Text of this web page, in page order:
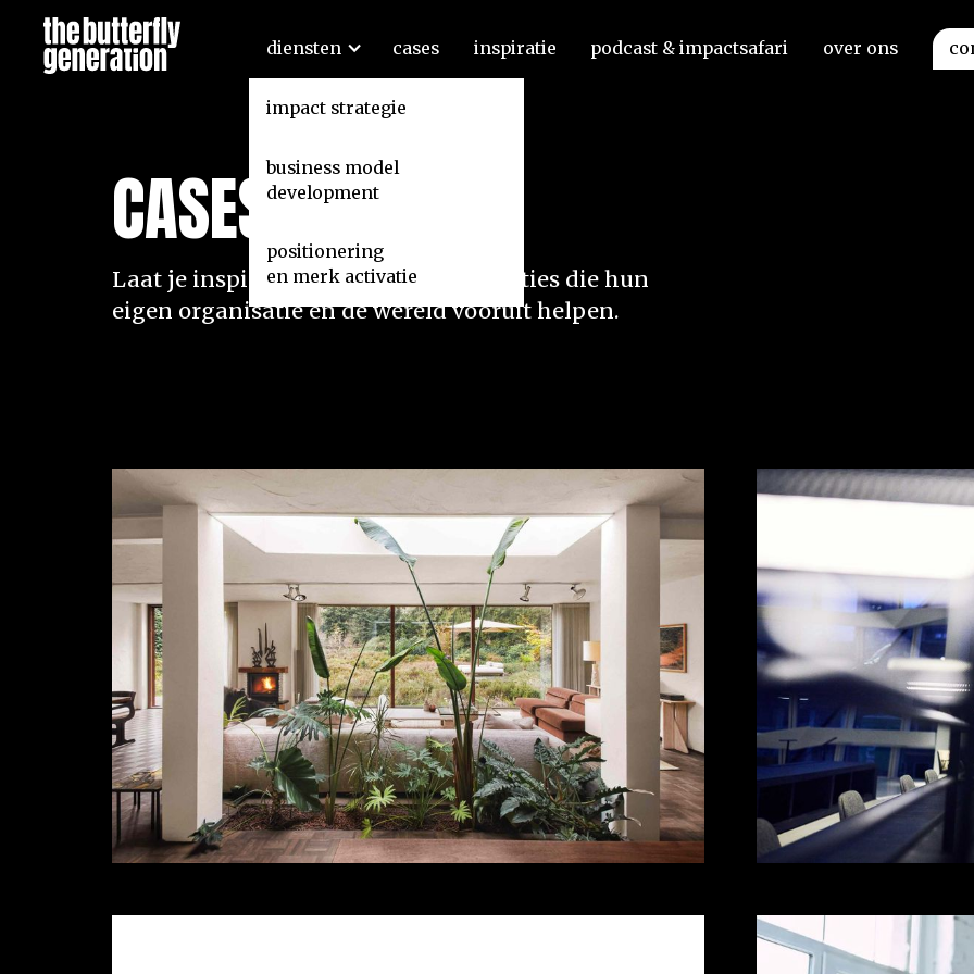
diensten
impact strategie
business model
development
positionering
en merk activatie
cases inspiratie podcast & impactsafari over ons
CASES
Laat je inspireren door deze organisaties die hun
eigen organisatie én de wereld vooruit helpen.
Het resulaat van